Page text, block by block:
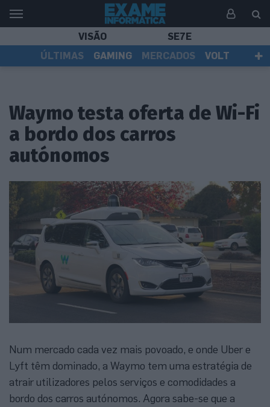
VISÃO
SE7E
ÚLTIMAS
GAMING MERCADOS
VOLT
Waymo testa oferta de Wi-Fi
a bordo dos carros
autónomos
Num mercado cada vez mais povoado, e onde Uber e
Lyft têm dominado, a Waymo tem uma estratégia de
atrair utilizadores pelos serviços e comodidades a
bordo dos carros autónomos. Agora sabe-se que a